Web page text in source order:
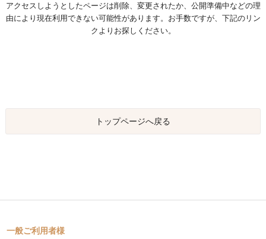
アクセスしようとしたページは削除、変更されたか、公開準備中などの理
由により現在利用できない可能性があります。お手数ですが、下記のリン
クよりお探しください。
トップページへ戻る
一般ご利用者様